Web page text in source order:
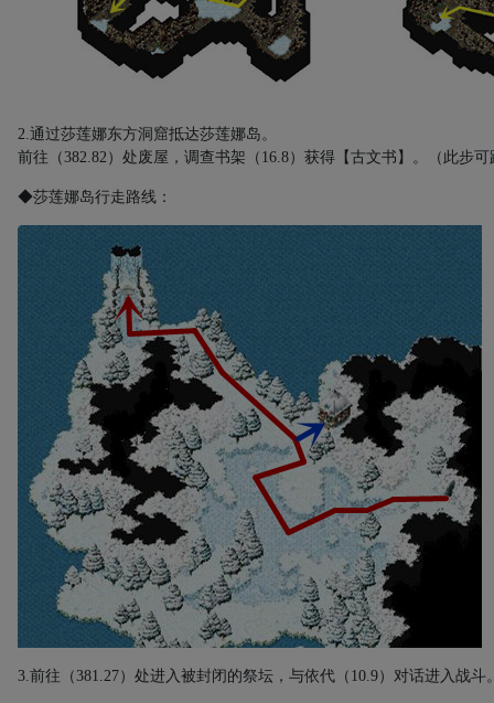
2.通过莎莲娜东方洞窟抵达莎莲娜岛。
前往（382.82）处废屋，调查书架（ 16.8）获得【古文书】。（此步可
◆莎莲娜岛行走路线：
3.前往（381.27）处进入被封闭的祭坛，与依代（ 10.9）对话进入战斗